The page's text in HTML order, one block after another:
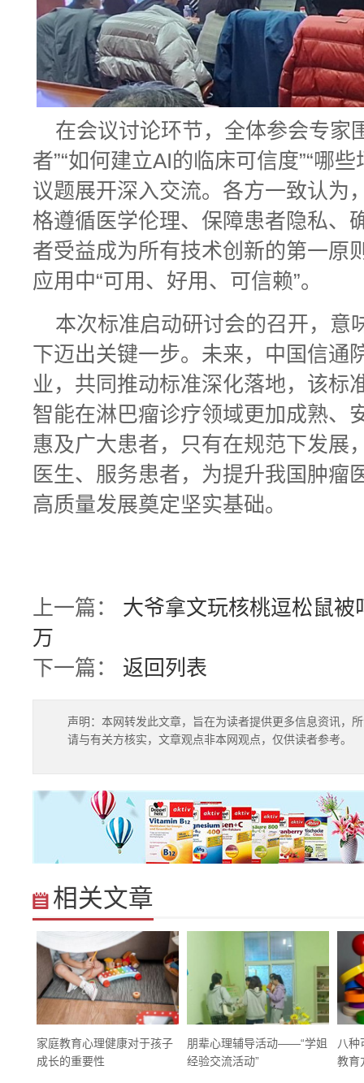
在会议讨论环节，全体参会专家
者”“如何建立AI的临床可信度”“哪
议题展开深入交流。各方一致认为
格遵循医学伦理、保障患者隐私、
者受益成为所有技术创新的第一原
应用中“可用、好用、可信赖”。
本次标准启动研讨会的召开，意
下迈出关键一步。未来，中国信通
业，共同推动标准深化落地，该标
智能在淋巴瘤诊疗领域更加成熟、
惠及广大患者，只有在规范下发展
医生、服务患者，为提升我国肿瘤
高质量发展奠定坚实基础。
上一篇： 大爷拿文玩核桃逗松鼠
万
下一篇： 返回列表
声明：本网转发此文章，旨在为读者提供更多信息资讯，
请与有关方核实，文章观点非本网观点，仅供读者参考。
相关文章
家庭教育心理健康对于孩子
成长的重要性
朋辈心理辅导活动——“学姐
经验交流活动”
八种
教育